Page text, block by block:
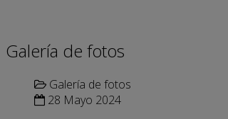
Galería de fotos
Galería de fotos
28 Mayo 2024